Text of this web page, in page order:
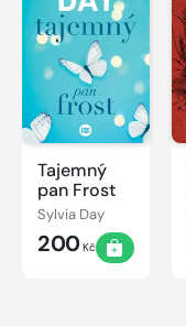
Tajemný
pan Frost
Sylvia Day
200Kč